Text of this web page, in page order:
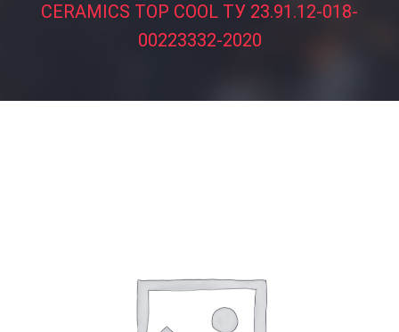
CERAMICS TOP COOL ТУ 23.91.12-018-
00223332-2020